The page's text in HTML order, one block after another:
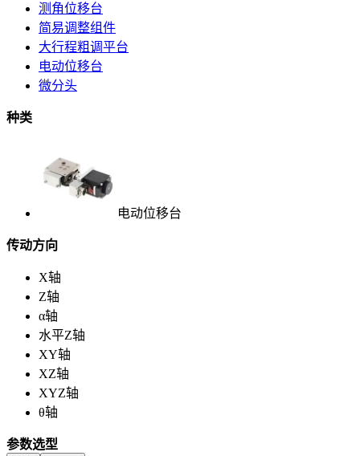
测角位移台
简易调整组件
大行程粗调平台
电动位移台
微分头
种类
电动位移台
传动方向
X轴
Z轴
α轴
水平Z轴
XY轴
XZ轴
XYZ轴
θ轴
参数选型